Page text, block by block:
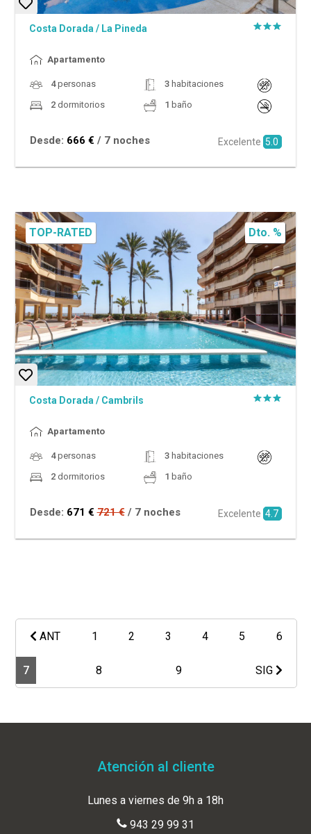
Costa Dorada / La Pineda
Apartamento
4personas 3habitaciones
2dormitorios 1 baño
Desde: 666 € / 7 noches Excelente 5.0
Dto. %
TOP-RATED
Costa Dorada / Cambrils
Apartamento
4personas 3habitaciones
2dormitorios 1 baño
Desde: 671 € 721 € / 7 noches Excelente 4.7
ANT 1 2 3 4 5 6
7 8 9 SIG
Atención al cliente
Lunes a viernes de 9h a 18h
943 29 99 31